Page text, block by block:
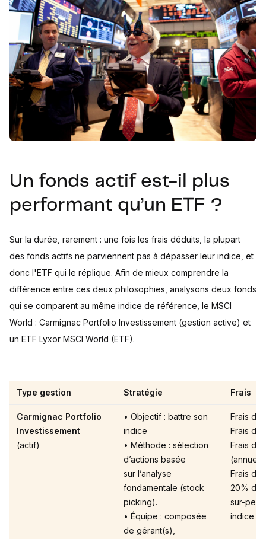
Un fonds actif est-il plus
performant qu’un ETF ?
Sur la durée, rarement : une fois les frais déduits, la plupart
des fonds actifs ne parviennent pas à dépasser leur indice, et
donc l'ETF qui le réplique. Afin de mieux comprendre la
différence entre ces deux philosophies, analysons deux fonds
qui se comparent au même indice de référence, le MSCI
World : Carmignac Portfolio Investissement (gestion active) et
un ETF Lyxor MSCI World (ETF).
Type gestion Stratégie Frais
Carmignac Portfolio
Investissement
(actif)
• Objectif : battre son
indice
• Méthode : sélection
d’actions basée
sur l’analyse
fondamentale (stock
picking).
• Équipe : composée
de gérant(s),
Frais
Frais de
Frais de
Frais de
20% de
sur-
indice